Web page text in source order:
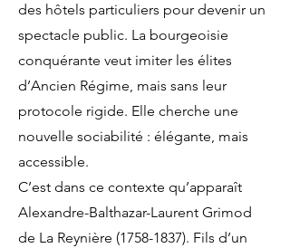
des hôtels particuliers pour devenir un
spectacle public. La bourgeoisie
conquérante veut imiter les élites
d’Ancien Régime, mais sans leur
protocole rigide. Elle cherche une
nouvelle sociabilité : élégante, mais
accessible.
C’est dans ce contexte qu’apparaît
Alexandre-Balthazar-Laurent Grimod
de La Reynière (1758-1837). Fils d’un